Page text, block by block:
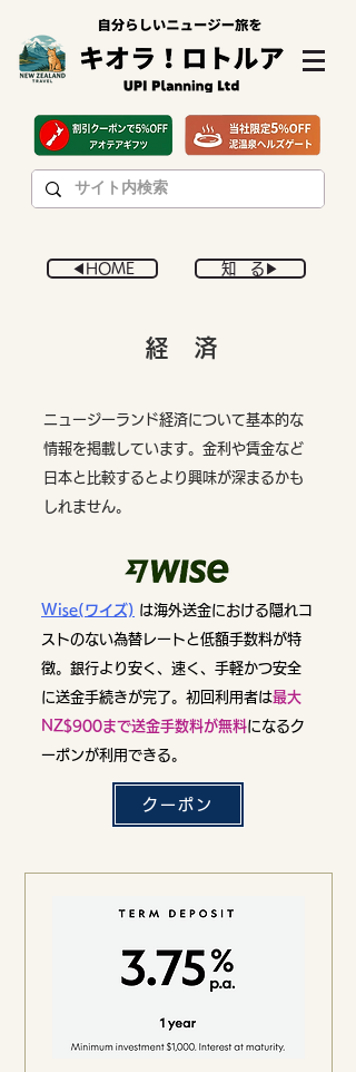
◀︎HOME 知 る▶︎
経 済
ニュージーランド経済について基本的な
情報を掲載しています。金利や賃金など
日本と比較するとより興味が深まるかも
しれません。
Wise(ワイズ) は海外送金における隠れコ
ストのない為替レートと低額手数料が特
徴。銀行より安く、速く、手軽かつ安全
に送金手続きが完了。初回利用者は最大
NZ$900まで送金手数料が無料になるク
ーポンが利用できる。
クーポン